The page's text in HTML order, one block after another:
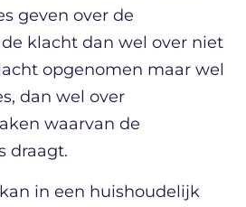
geven over de
klacht dan wel over niet
opgenomen maar wel
dan wel over
waarvan de
draagt.
in een huishoudelijk